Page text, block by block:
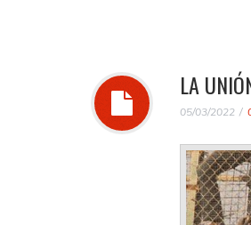
LA
05/03/2022